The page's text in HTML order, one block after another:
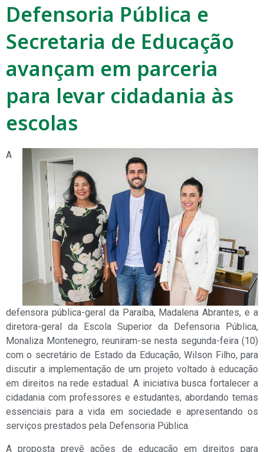
Defensoria Pública e
Secretaria de Educação
avançam em parceria
para levar cidadania às
escolas
A
defensora pública-geral da Paraíba, Madalena Abrantes, e a
diretora-geral da Escola Superior da Defensoria Pública,
Monaliza Montenegro, reuniram-se nesta segunda-feira (10)
com o secretário de Estado da Educação, Wilson Filho, para
discutir a implementação de um projeto voltado à educação
em direitos na rede estadual. A iniciativa busca fortalecer a
cidadania com professores e estudantes, abordando temas
essenciais para a vida em sociedade e apresentando os
serviços prestados pela Defensoria Pública.
A proposta prevê ações de educação em direitos para